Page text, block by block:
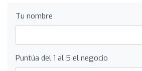
Tu nombre
Puntúa del 1 al 5 el negocio